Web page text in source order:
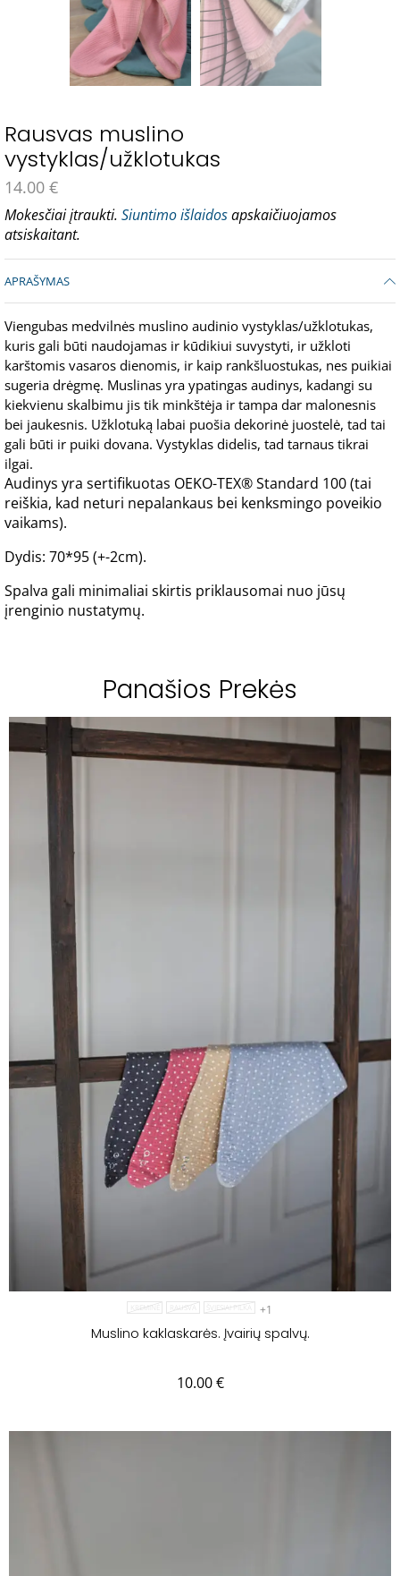
Rausvas muslino
vystyklas/užklotukas
14.00 €
Mokesčiai įtraukti. Siuntimo išlaidosapskaičiuojamos
atsiskaitant.
APRAŠYMAS
Viengubas medvilnės muslino audinio vystyklas/užklotukas,
kuris gali būti naudojamas ir kūdikiui suvystyti, ir užkloti
karštomis vasaros dienomis, ir kaip rankšluostukas, nes puikiai
sugeria drėgmę. Muslinas yra ypatingas audinys, kadangi su
kiekvienu skalbimu jis tik minkštėja ir tampa dar malonesnis
bei jaukesnis. Užklotuką labai puošia dekorinė juostelė, tad tai
gali būti ir puiki dovana. Vystyklas didelis, tad tarnaus tikrai
ilgai.
Audinys yra sertifikuotas OEKO-TEX® Standard 100 (tai
reiškia, kad neturi nepalankaus bei kenksmingo poveikio
vaikams).
Dydis: 70*95 (+-2cm).
Spalva gali minimaliai skirtis priklausomai nuo jūsų
įrenginio nustatymų.
Panašios Prekės
KREMINĖ RAUSVA ŠVIESIAI PILKA +1
Muslino kaklaskarės. Įvairių spalvų.
10.00€